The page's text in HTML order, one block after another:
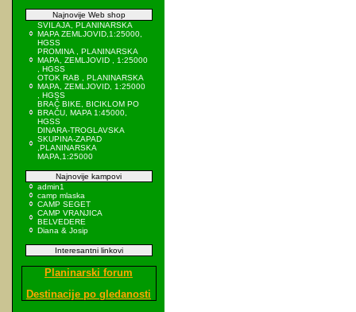
Najnovije Web shop
SVILAJA, PLANINARSKA
MAPA ZEMLJOVID,1:25000,
HGSS
PROMINA , PLANINARSKA
MAPA, ZEMLJOVID , 1:25000
, HGSS
OTOK RAB , PLANINARSKA
MAPA, ZEMLJOVID, 1:25000
, HGSS
BRAČ BIKE, BICIKLOM PO
BRAČU, MAPA 1:45000,
HGSS
DINARA-TROGLAVSKA
SKUPINA-ZAPAD
,PLANINARSKA
MAPA,1:25000
Najnovije kampovi
admin1
camp mlaska
CAMP SEGET
CAMP VRANJICA
BELVEDERE
Diana & Josip
Interesantni linkovi
Planinarski forum
Destinacije po gledanosti